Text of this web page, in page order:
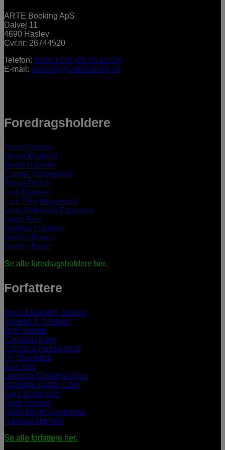
ARTE Booking ApS
Dalvej 11
4690 Haslev
Cvr.nr: 26744520
Telefon: 3848 1400 (09.00-15.00)
E-mail: booking@artebooking.dk
Foredragsholdere
Anne Hjernøe
Bente Klarlund
Bertel Haarder
Connie Hedegaard
Erkan Özden
Lars Findsen
Lars Trier Mogensen
Lene Feltmann Espersen
Lykke Friis
Mathias Hammer
Steffen Brandt
Steffen Kretz
Se alle foredragsholdere her.
Forfattere
Anna Elisabeth Jessen
Annette K. Nielsen
Britt Nørbak
Christian Mørk
Christina Hesselholdt
Dy Plambeck
Eva Tind
Leonora Christina Skov
Mathilde Walter Clark
Naja Marie Aidt
Niels Brunse
Niels-Birger Danielsen
Rasmus Nielsen
Se alle forfattere her.